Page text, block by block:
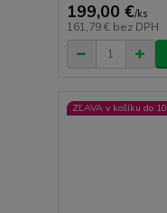
199,00 €/ks
161,79 € bez DPH
ZĽAVA v košíku do